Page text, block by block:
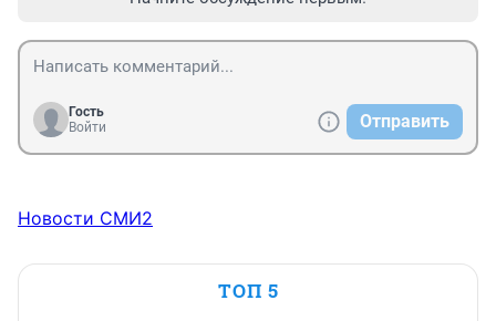
Гость
Войти
Отправить
Новости СМИ2
ТОП 5